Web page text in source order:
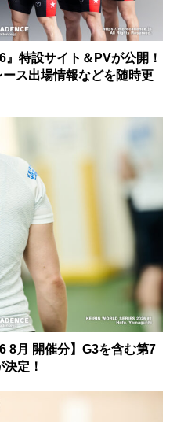
』特設サイト＆PVが公開！
ス出場情報などを随時更
8月 開催分】G3を含む第7
定！